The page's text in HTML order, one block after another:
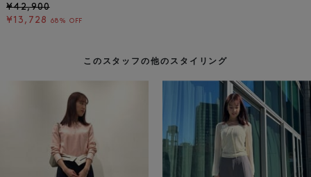
¥42,900
¥13,728
68% OFF
このスタッフの他のスタイリング